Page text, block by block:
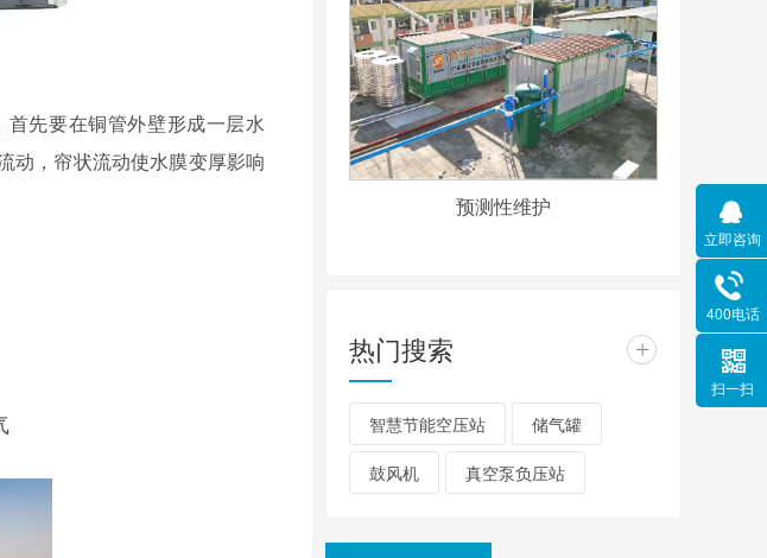
先要在铜管外壁形成一层水
动，帘状流动使水膜变厚影响
预测性维护
热门搜索 +
智慧节能空压站 储气罐
鼓风机 真空泵负压站
立即咨询
400电话
扫一扫